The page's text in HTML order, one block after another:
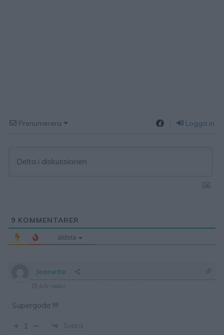
Prenumerera Logga in
9 KOMMENTARER
äldsta
Jeanette
6 år sedan
Supergoda !!!!
1 Svara